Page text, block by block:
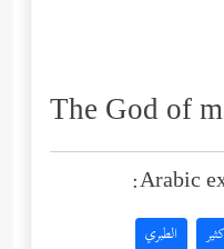
The God of
Arabic
الطبري